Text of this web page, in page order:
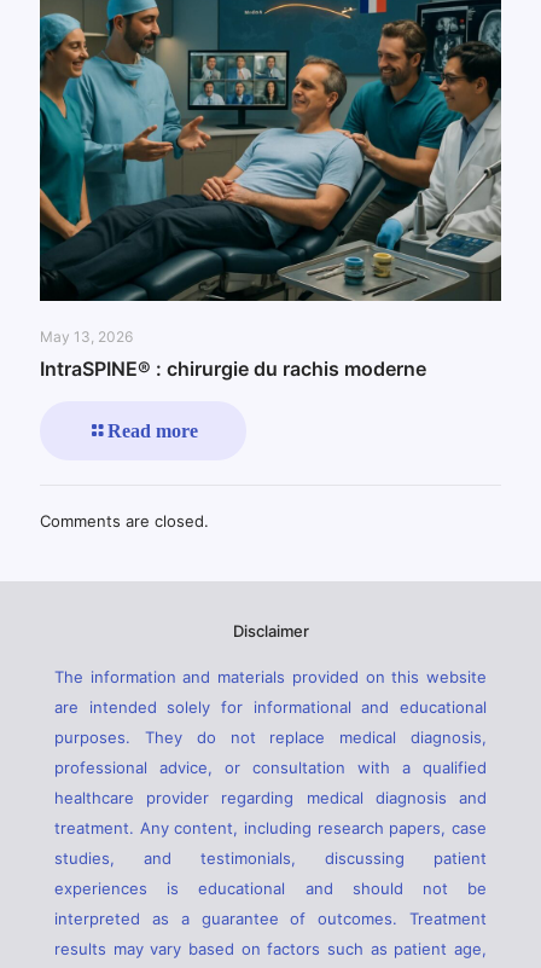
May 13, 2026
IntraSPINE® : chirurgie du rachis moderne
Read more
Comments are closed.
Disclaimer
The information and materials provided on this website
are intended solely for informational and educational
purposes. They do not replace medical diagnosis,
professional advice, or consultation with a qualified
healthcare provider regarding medical diagnosis and
treatment. Any content, including research papers, case
studies, and testimonials, discussing patient
experiences is educational and should not be
interpreted as a guarantee of outcomes. Treatment
results may vary based on factors such as patient age,